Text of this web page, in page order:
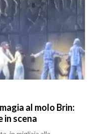
al molo Brin:
in scena